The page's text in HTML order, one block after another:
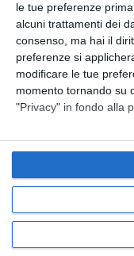
le tue preferenze
alcuni trattamenti dei
consenso, ma hai il
preferenze si
modificare le tue
momento tornando su
"Privacy" in fondo alla
Link Utili
Privacy e Cookie
Contatti
Guida alle Taglie
Spese di